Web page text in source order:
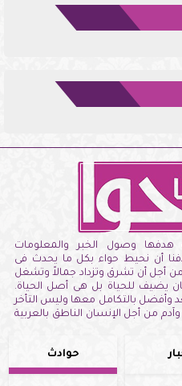
وصول الخبر والمعلومات
أن نحيط حواء بكل ما يحدث فى
أجل أن تشرق وتزداد جمالاً وتشغل
يضيف للحياة بل هى أصل الحياة.
وأفضل بالتكامل معها وليس التأخر
من أجل الإنسان الناطق بالعربية
حوادث